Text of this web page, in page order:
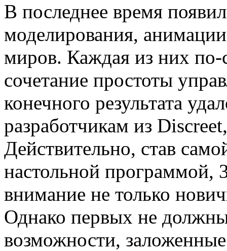
В последнее время
моделирования,
миров. Каждая из них
сочетание простоты
конечного результата
разработчикам из
Действительно, став
настольной программой,
внимание не только
Однако первых не
возможности,